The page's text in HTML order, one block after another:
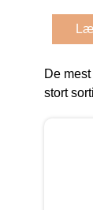
De
stort